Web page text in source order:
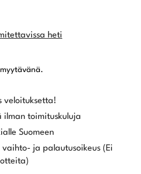
heti
myytävänä.
veloituksetta!
ilman toimituskuluja
Suomeen
ja palautusoikeus (Ei